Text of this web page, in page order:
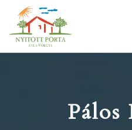
Pálos